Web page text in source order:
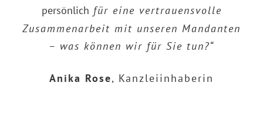
persönlich für eine vertrauensvolle
Zusammenarbeit mit unseren Mandanten
– was können wir für Sie tun?“
Anika Rose, Kanzleiinhaberin